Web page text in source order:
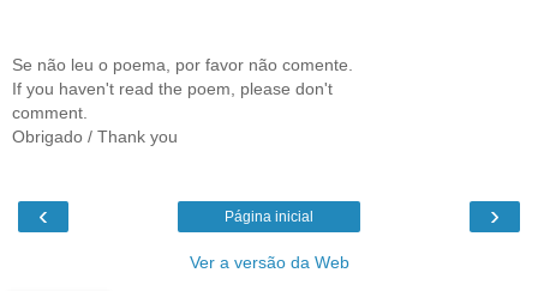
Se não leu o poema, por favor não comente.
If you haven't read the poem, please don't
comment.
Obrigado / Thank you
‹ ›
Página inicial
Ver a versão da Web